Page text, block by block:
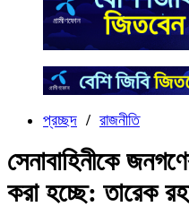
প্রচ্ছদ / রাজনীতি
সেনাবাহিনীকে
করা হচ্ছে: তারেক